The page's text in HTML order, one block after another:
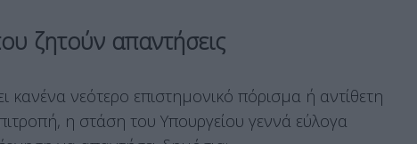
ζητούν απαντήσεις
κανένα νεότερο επιστημονικό πόρισμα ή αντίθετη
, η στάση του Υπουργείου γεννά εύλογα